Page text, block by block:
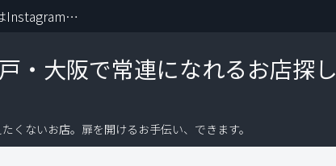
・大阪で常連になれるお店探し
くないお店。扉を開けるお手伝い、できます。
更新情報はInstagramから